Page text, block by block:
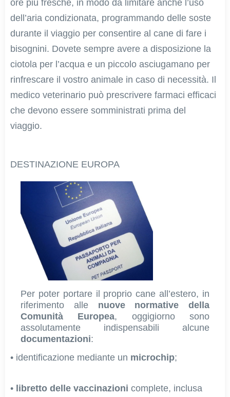
ore più fresche, in modo da limitare anche l’uso
dell’aria condizionata, programmando delle soste
durante il viaggio per consentire al cane di fare i
bisognini. Dovete sempre avere a disposizione la
ciotola per l’acqua e un piccolo asciugamano per
rinfrescare il vostro animale in caso di necessità. Il
medico veterinario può prescrivere farmaci efficaci
che devono essere somministrati prima del
viaggio.
DESTINAZIONE EUROPA
Per poter portare il proprio cane all’estero, in
riferimento allenuove normative della
Comunità Europea, oggigiorno sono
assolutamente indispensabili alcune
documentazioni:
• identificazione mediante un microchip;
• libretto delle vaccinazioni complete, inclusa